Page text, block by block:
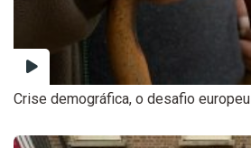
Crise demográfica, o desafio europeu